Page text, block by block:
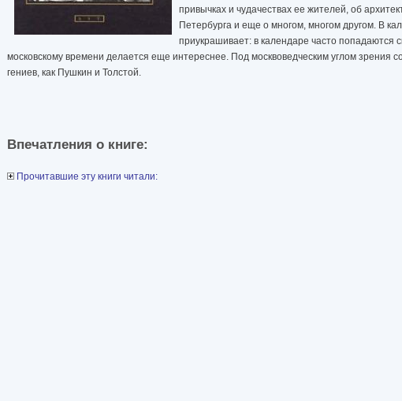
привычках и чудачествах ее жителей, об
Петербурга и еще о многом, многом другом. В
приукрашивает: в календаре часто
московскому времени делается еще интереснее. Под москвоведческим углом
гениев, как Пушкин и Толстой.
Впечатления о книге:
Прочитавшие эту книги читали: